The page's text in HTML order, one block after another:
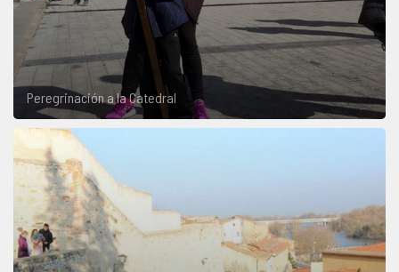
Peregrinación a la Catedral